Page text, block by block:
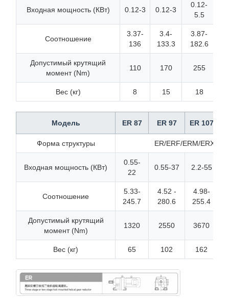
Входная мощность (КВт) 0.12-3 0.12-3
0.12-
5.5
Соотношение
3.37-
136
3.4-
133.3
3.87-
182.6
Допустимый крутящий
момент (Nm)
110 170 255
Вес (кг) 8 15 18
Модель ER 87 ER 97 ER 107
Форма структуры ER/ERF/ERM/ERX/
Входная мощность (КВт)
0.55-
22
0.55-37 2.2-55
Соотношение
5.33-
245.7
4.52 -
280.6
4.98-
255.4
Допустимый крутящий
момент (Nm)
1320 2550 3670
Вес (кг) 65 102 162